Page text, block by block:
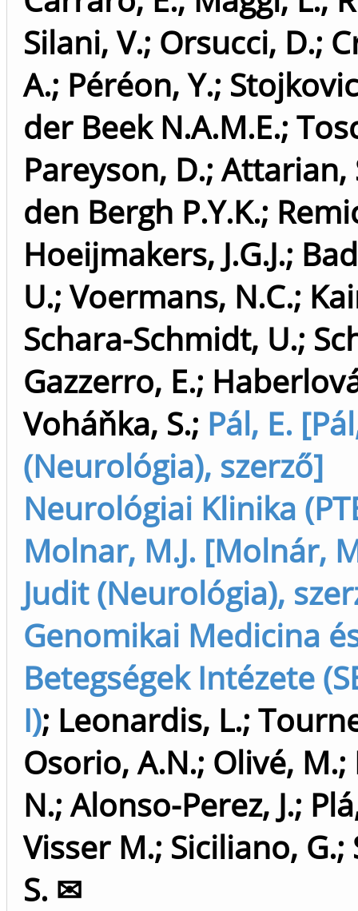
Silani, V.; Orsucci, D.;
A.; Péréon, Y.;
der Beek N.A.M.E.;
Pareyson, D.;Attarian,
den Bergh P.Y.K.;
Hoeijmakers, J.G.J.;
U.;Voermans, N.C.;
Schara-Schmidt, U.;
Gazzerro, E.;
Voháňka, S.; Pál, E.
(Neurológia), szerző]
Neurológiai Klinika
Molnar, M.J. [Molnár,
Judit (Neurológia),
Genomikai Medicina
Betegségek Intézete
I); Leonardis, L.;
Osorio, A.N.; Olivé, M.;
N.;Alonso-Perez, J.;
Visser M.; Siciliano, G.;
S. ✉